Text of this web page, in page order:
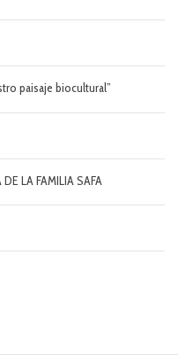
paisaje biocultural”
LA FAMILIA SAFA